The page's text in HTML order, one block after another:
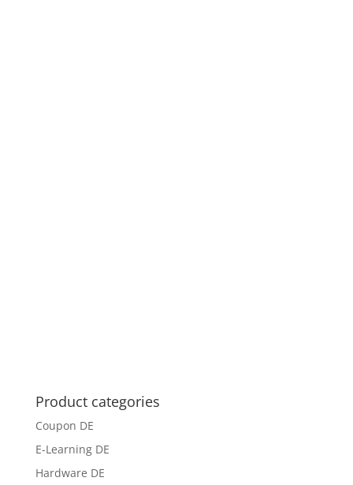
Product categories
Coupon DE
E-Learning DE
Hardware DE